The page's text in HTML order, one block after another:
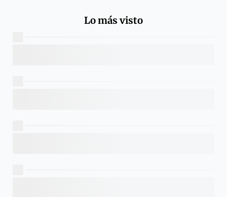
Lo más visto